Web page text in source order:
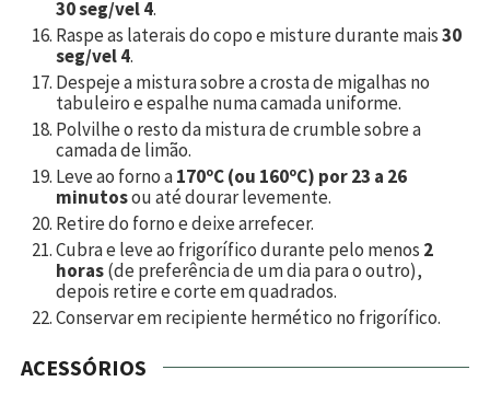
30 seg/vel 4.
Raspe as laterais do copo e misture durante mais30
seg/vel 4.
Despeje a mistura sobre a crosta de migalhas no
tabuleiro e espalhe numa camada uniforme.
Polvilhe o resto da mistura de crumble sobre a
camada de limão.
Leve ao forno a170ºC (ou 160ºC) por 23 a 26
minutosou até dourar levemente.
Retire do forno e deixe arrefecer.
Cubra e leve ao frigorífico durante pelo menos 2
horas(de preferência de um dia para o outro),
depois retire e corte em quadrados.
Conservar em recipiente hermético no frigorífico.
ACESSÓRIOS